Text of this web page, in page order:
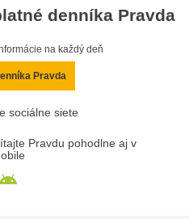
denníka Pravda
na každý deň
Pravda
sociálne siete
Pravdu pohodlne aj v